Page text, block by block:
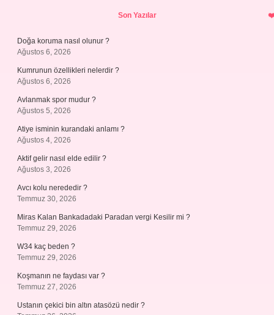
Son Yazılar
Doğa koruma nasıl olunur ?
Ağustos 6, 2026
Kumrunun özellikleri nelerdir ?
Ağustos 6, 2026
Avlanmak spor mudur ?
Ağustos 5, 2026
Atiye isminin kurandaki anlamı ?
Ağustos 4, 2026
Aktif gelir nasıl elde edilir ?
Ağustos 3, 2026
Avcı kolu nerededir ?
Temmuz 30, 2026
Miras Kalan Bankadadaki Paradan vergi Kesilir mi ?
Temmuz 29, 2026
W34 kaç beden ?
Temmuz 29, 2026
Koşmanın ne faydası var ?
Temmuz 27, 2026
Ustanın çekici bin altın atasözü nedir ?